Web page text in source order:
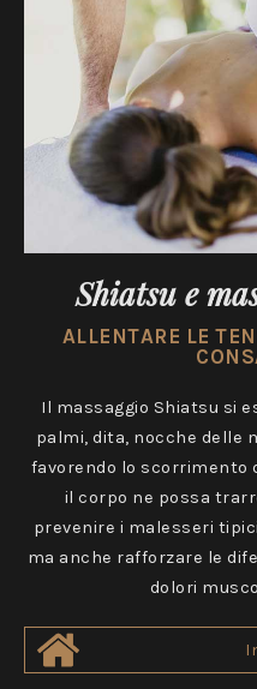
Shiatsu e
ALLENTARE LE
Il massaggio Shiatsu si
palmi, dita, nocche delle
favorendo lo scorrimento
il corpo ne possa
prevenire i malesseri
ma anche rafforzare le
dolori